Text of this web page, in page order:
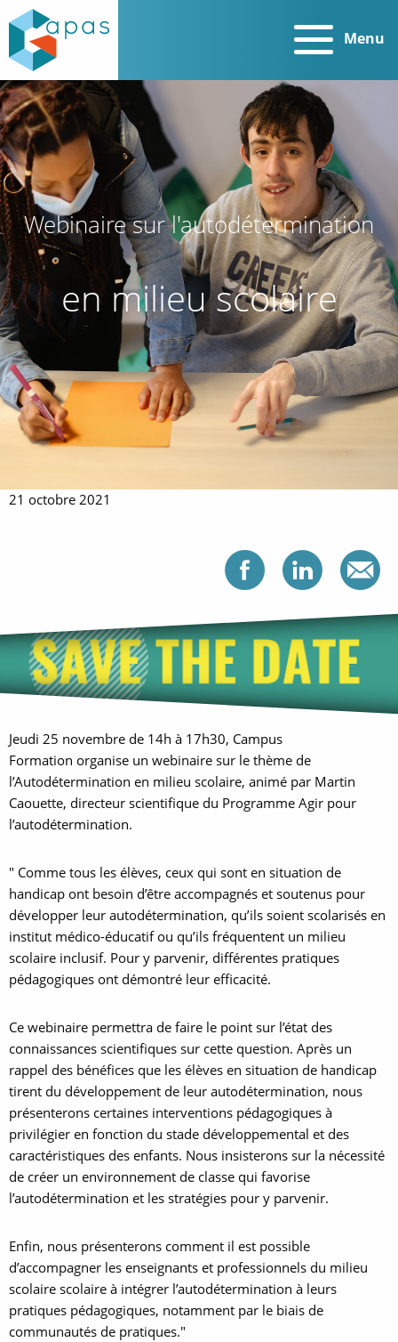
Menu
Webinaire sur l'autodétermination
en milieu scolaire
21 octobre 2021
Jeudi 25 novembre de 14h à 17h30, Campus
Formation organise un webinaire sur le thème de
l’Autodétermination en milieu scolaire, animé par Martin
Caouette, directeur scientifique du Programme Agir pour
l’autodétermination.
" Comme tous les élèves, ceux qui sont en situation de
handicap ont besoin d’être accompagnés et soutenus pour
développer leur autodétermination, qu’ils soient scolarisés en
institut médico-éducatif ou qu’ils fréquentent un milieu
scolaire inclusif. Pour y parvenir, différentes pratiques
pédagogiques ont démontré leur efficacité.
Ce webinaire permettra de faire le point sur l’état des
connaissances scientifiques sur cette question. Après un
rappel des bénéfices que les élèves en situation de handicap
tirent du développement de leur autodétermination, nous
présenterons certaines interventions pédagogiques à
privilégier en fonction du stade développemental et des
caractéristiques des enfants. Nous insisterons sur la nécessité
de créer un environnement de classe qui favorise
l’autodétermination et les stratégies pour y parvenir.
Enfin, nous présenterons comment il est possible
d’accompagner les enseignants et professionnels du milieu
scolaire scolaire à intégrer l’autodétermination à leurs
pratiques pédagogiques, notamment par le biais de
communautés de pratiques."